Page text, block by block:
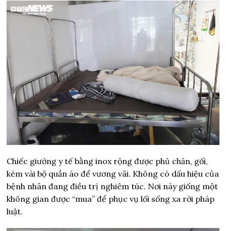
Chiếc giường y tế bằng inox rộng được phủ chăn, gối,
kèm vài bộ quần áo để vương vãi. Không có dấu hiệu của
bệnh nhân đang điều trị nghiêm túc. Nơi này giống một
không gian được “mua” để phục vụ lối sống xa rời pháp
luật.